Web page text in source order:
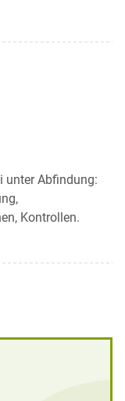
unter Abfindung:
Kontrollen.